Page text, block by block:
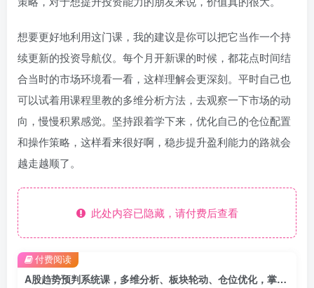
想要更好地利用这门课，我的建议是你可以把它当作一个持
续更新的投资导航仪。每个月开新课的时候，都花点时间结
合当时的市场环境看一看，这样理解会更深刻。平时自己也
可以试着用课程里教的多维分析方法，去观察一下市场的动
向，慢慢积累感觉。坚持跟着学下来，优化自己的仓位配置
和操作策略，这样看来很好啊，稳步提升盈利能力的路就会
越走越顺了。
此处内容已隐藏，请付费后查看
A股趋势预判系统课，多维分析、板块轮动、仓位优化，掌握规律实现年化收益翻倍(更新12月
付费阅读